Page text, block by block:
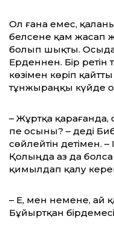
Ол ғана емес,
белсене қам жасап
болып шықты.
Ерденнен. Бір ретін
көзімен көріп қайтты
тұнжыраңқы күйде
– Жұртқа қарағанда,
пе осыны? – деді
сөйлейтін әдетімен.
Қолыңда аз да
қимылдап қалу
– Е, мен немене, ай
Бұйыртқан